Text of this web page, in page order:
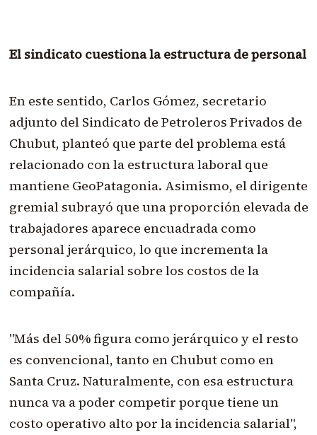
El sindicato cuestiona la estructura de personal
En este sentido, Carlos Gómez, secretario
adjunto del Sindicato de Petroleros Privados de
Chubut, planteó que parte del problema está
relacionado con la estructura laboral que
mantiene GeoPatagonia. Asimismo, el dirigente
gremial subrayó que una proporción elevada de
trabajadores aparece encuadrada como
personal jerárquico, lo que incrementa la
incidencia salarial sobre los costos de la
compañía.
"Más del 50% figura como jerárquico y el resto
es convencional, tanto en Chubut como en
Santa Cruz. Naturalmente, con esa estructura
nunca va a poder competir porque tiene un
costo operativo alto por la incidencia salarial",